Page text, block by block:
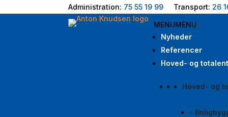
Administration: 75 55 19 99 Transport: 26
MENUMENU
Nyheder
Referencer
Hoved- og
Hoved- og
-